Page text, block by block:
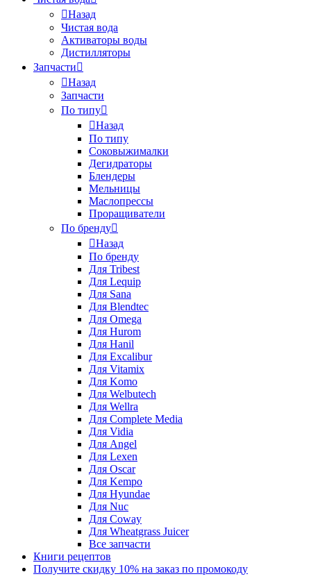
Назад
Чистая вода
Активаторы воды
Дистилляторы
Запчасти
Назад
Запчасти
По типу
Назад
По типу
Соковыжималки
Дегидраторы
Блендеры
Мельницы
Маслопрессы
Проращиватели
По бренду
Назад
По бренду
Для Tribest
Для Lequip
Для Sana
Для Blendtec
Для Omega
Для Hurom
Для Hanil
Для Excalibur
Для Vitamix
Для Komo
Для Welbutech
Для Wellra
Для Complete Media
Для Vidia
Для Angel
Для Lexen
Для Oscar
Для Kempo
Для Hyundae
Для Nuc
Для Coway
Для Wheatgrass Juicer
Все запчасти
Книги рецептов
Получите скидку 10% на заказ по промокоду